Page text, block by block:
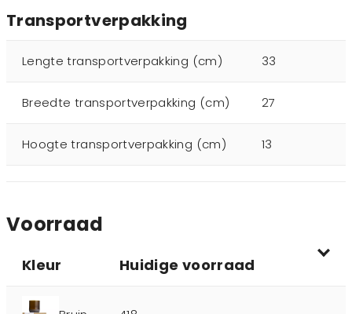
Transportverpakking
Lengte transportverpakking (cm) 33
Breedte transportverpakking (cm) 27
Hoogte transportverpakking (cm) 13
Voorraad
Kleur Huidige voorraad